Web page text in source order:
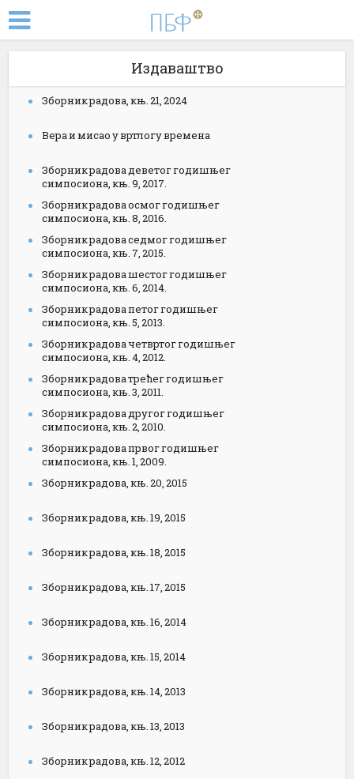
Издаваштво
Зборник радова, књ. 21, 2024
Вера и мисао у вртлогу времена
Зборник радова деветог годишњег
симпосиона, књ. 9, 2017.
Зборник радова осмог годишњег
симпосиона, књ. 8, 2016.
Зборник радова седмог годишњег
симпосиона, књ. 7, 2015.
Зборник радова шестог годишњег
симпосиона, књ. 6, 2014.
Зборник радова петог годишњег
симпосиона, књ. 5, 2013.
Зборник радова четвртог годишњег
симпосиона, књ. 4, 2012.
Зборник радова трећег годишњег
симпосиона, књ. 3, 2011.
Зборник радова другог годишњег
симпосиона, књ. 2, 2010.
Зборник радова првог годишњег
симпосиона, књ. 1, 2009.
Зборник радова, књ. 20, 2015
Зборник радова, књ. 19, 2015
Зборник радова, књ. 18, 2015
Зборник радова, књ. 17, 2015
Зборник радова, књ. 16, 2014
Зборник радова, књ. 15, 2014
Зборник радова, књ. 14, 2013
Зборник радова, књ. 13, 2013
Зборник радова, књ. 12, 2012